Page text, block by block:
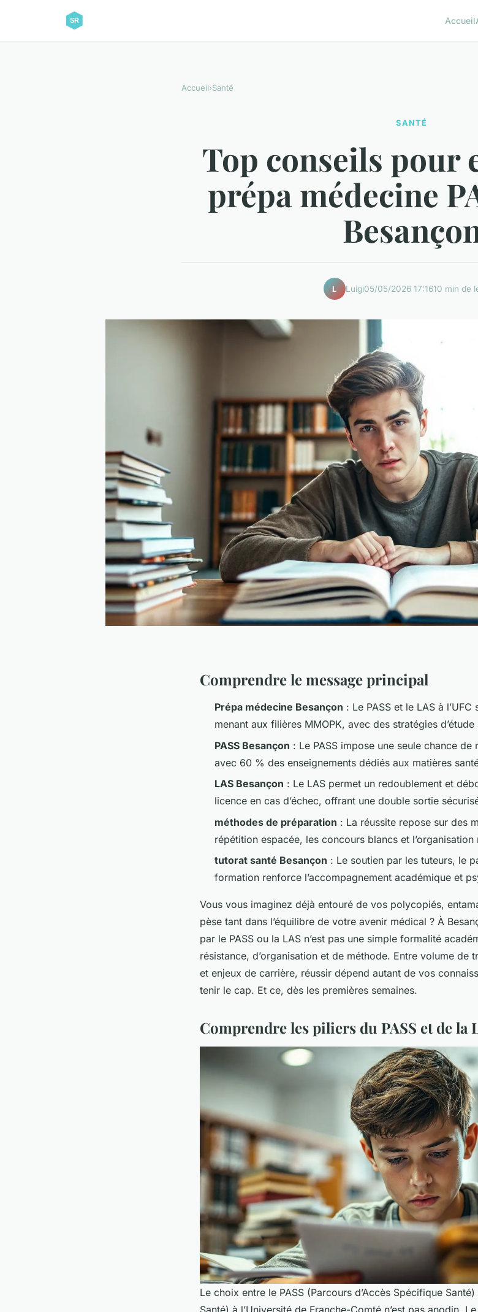
Accueil
Accueil›Santé
SANTÉ
Top conseils pour
prépa médecine
L Luigi05/05/2026 17:1610 min de
Comprendre le message principal
Prépa médecine Besançon : Le PASS et le LAS à
menant aux filières MMOPK, avec des stratégies
PASS Besançon : Le PASS impose une seule chance
avec 60 % des enseignements dédiés aux matières
LAS Besançon : Le LAS permet un redoublement et
licence en cas d’échec, offrant une double sortie
méthodes de préparation : La réussite repose sur des
répétition espacée, les concours blancs et
tutorat santé Besançon : Le soutien par les tuteurs, le
formation renforce l’accompagnement académique et
Vous vous imaginez déjà entouré de vos polycopiés,
pèse tant dans l’équilibre de votre avenir médical ? À
par le PASS ou la LAS n’est pas une simple formalité
résistance, d’organisation et de méthode. Entre volume de
et enjeux de carrière, réussir dépend autant de vos
tenir le cap. Et ce, dès les premières semaines.
Comprendre les piliers du PASS et de la
Le choix entre le PASS (Parcours d’Accès Spécifique